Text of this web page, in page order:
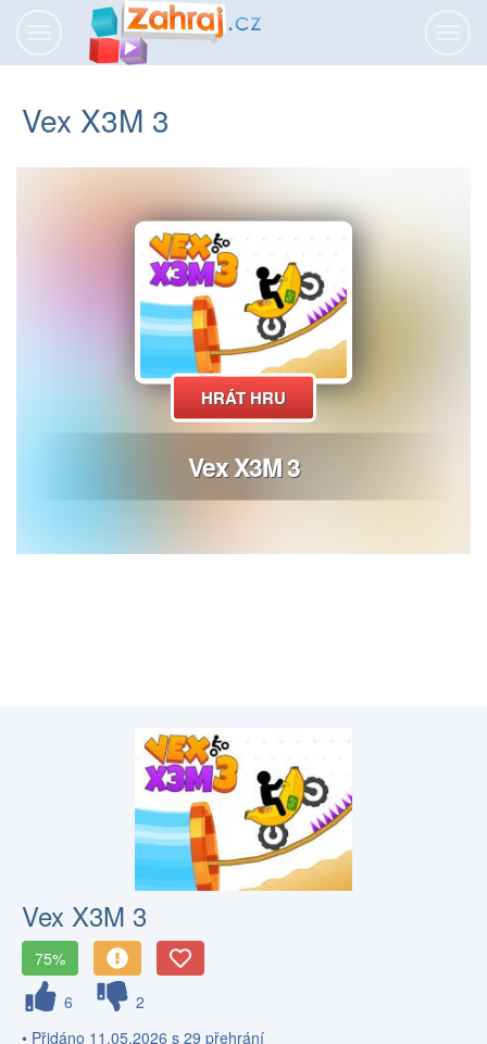
Vex X3M 3
Vex X3M 3
75%
6
2
• Přidáno 11.05.2026 s 29 přehrání